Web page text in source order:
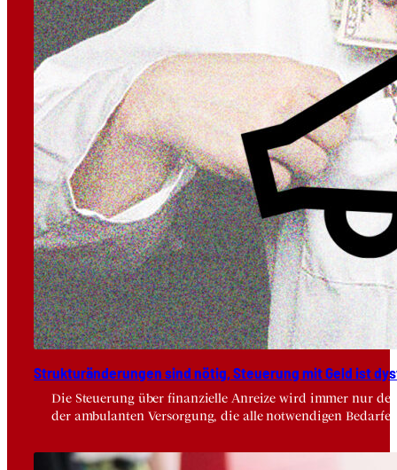
Struk­tur­än­de­run­gen sind nötig, Steue­rung mit Geld ist
Die Steuerung über finanzielle Anreize wird immer nur
der ambulanten Versorgung, die alle notwendigen Bedarfe